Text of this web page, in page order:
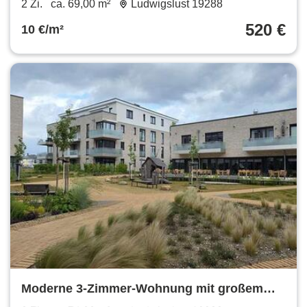
2 Zi. ca. 69,00 m² Ludwigslust 19288
10 €/m² 520 €
Moderne 3-Zimmer-Wohnung mit großem